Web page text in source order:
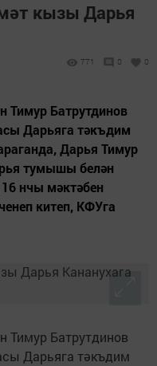
кызы Дарья
771 0 0
Тимур Батрутдинов
Дарьяга тәкъдим
Дарья Тимур
тумышы белән
нчы мәктәбен
китеп, КФУга
Тимур Батрутдинов
Дарьяга тәкъдим